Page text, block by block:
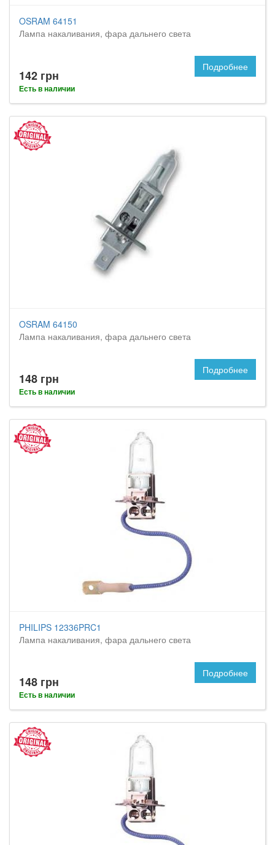
OSRAM 64151
Лампа накаливания, фара дальнего света
142 грн
Есть в наличии
Подробнее
OSRAM 64150
Лампа накаливания, фара дальнего света
148 грн
Есть в наличии
Подробнее
PHILIPS 12336PRC1
Лампа накаливания, фара дальнего света
148 грн
Есть в наличии
Подробнее